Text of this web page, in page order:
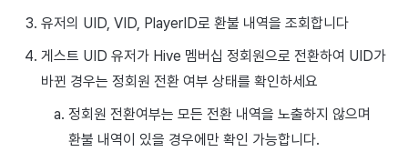
유저의 UID, VID, PlayerID로 환불 내역을 조회합니다
게스트 UID 유저가 Hive 멤버십 정회원으로 전환하여 UID가
바뀐 경우는 정회원 전환 여부 상태를 확인하세요
정회원 전환여부는 모든 전환 내역을 노출하지 않으며
환불 내역이 있을 경우에만 확인 가능합니다.